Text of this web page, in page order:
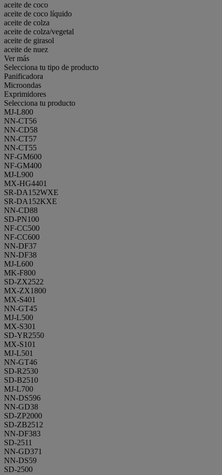
aceite de coco
aceite de coco líquido
aceite de colza
aceite de colza/vegetal
aceite de girasol
aceite de nuez
Ver más
Selecciona tu tipo de producto
Panificadora
Microondas
Exprimidores
Selecciona tu producto
MJ-L800
NN-CT56
NN-CD58
NN-CT57
NN-CT55
NF-GM600
NF-GM400
MJ-L900
MX-HG4401
SR-DA152WXE
SR-DA152KXE
NN-CD88
SD-PN100
NF-CC500
NF-CC600
NN-DF37
NN-DF38
MJ-L600
MK-F800
SD-ZX2522
MX-ZX1800
MX-S401
NN-GT45
MJ-L500
MX-S301
SD-YR2550
MX-S101
MJ-L501
NN-GT46
SD-R2530
SD-B2510
MJ-L700
NN-DS596
NN-GD38
SD-ZP2000
SD-ZB2512
NN-DF383
SD-2511
NN-GD371
NN-DS59
SD-2500